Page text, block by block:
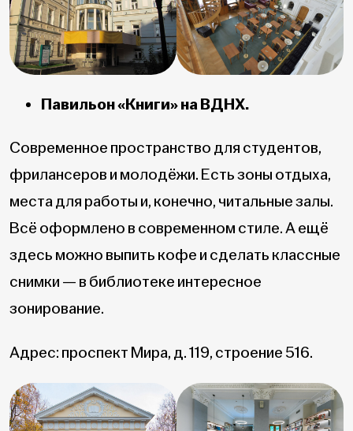
Павильон «Книги» на ВДНХ.
Современное пространство для студентов,
фрилансеров и молодёжи. Есть зоны отдыха,
места для работы и, конечно, читальные залы.
Всё оформлено в современном стиле. А ещё
здесь можно выпить кофе и сделать классные
снимки — в библиотеке интересное
зонирование.
Адрес: проспект Мира, д. 119, строение 516.